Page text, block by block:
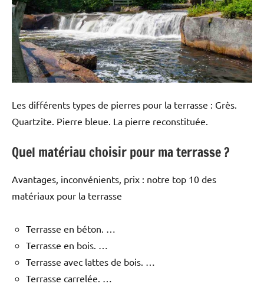
Les différents types de pierres pour la terrasse : Grès.
Quartzite. Pierre bleue. La pierre reconstituée.
Quel matériau choisir pour ma terrasse ?
Avantages, inconvénients, prix : notre top 10 des
matériaux pour la terrasse
Terrasse en béton. …
Terrasse en bois. …
Terrasse avec lattes de bois. …
Terrasse carrelée. …